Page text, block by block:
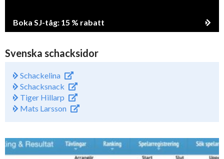
Boka SJ-tåg: 15 % rabatt
Svenska schacksidor
Schackelina
Schacksnack
Tiger Hillarp
Mats Larsson